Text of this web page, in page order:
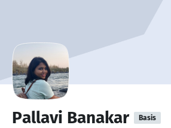
Pallavi Banakar Basis